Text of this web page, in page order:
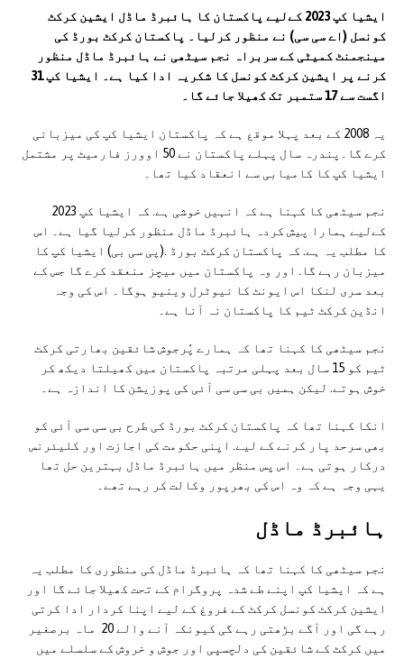
ایشیا کپ 2023 کےلیے پاکستان کا ہائبرڈ ماڈل ایشین کرکٹ
کونسل (اے سی سی) نے منظور کرلیا۔ پاکستان کرکٹ بورڈ کی
مینجمنٹ کمیٹی کے سربراہ نجم سیٹھی نے ہائبرڈ ماڈل منظور
کرنے پر ایشین کرکٹ کونسل کا شکریہ ادا کیا ہے۔ ایشیا کپ 31
اگست سے 17 ستمبر تک کھیلا جائے گا۔
یہ 2008 کے بعد پہلا موقع ہے کہ پاکستان ایشیا کپ کی میزبانی
کرے گا۔پندرہ سال پہلے پاکستان نے 50 اوورز فارمیٹ پر مشتمل
ایشیا کپ کا کامیابی سے انعقاد کیا تھا۔
نجم سیٹھی کا کہنا ہے کہ انہیں خوشی ہے. کہ ایشیا کپ 2023
کےلیے ہمارا پیش کردہ ہائبرڈ ماڈل منظور کرلیا گیا ہے۔ اس
کا مطلب یہ ہے. کہ پاکستان کرکٹ بورڈ .(پی سی بی) ایشیا کپ کا
میزبان رہے گا. اور وہ پاکستان میں میچز منعقد کرے گا جس کے
بعد سری لنکا اس ایونٹ کا نیوٹرل وینیو ہوگا۔ اس کی وجہ
انڈین کرکٹ ٹیم کا پاکستان نہ آنا ہے۔
نجم سیٹھی کا کہنا تھا کہ ہمارے پُرجوش شائقین بھارتی کرکٹ
ٹیم کو 15 سال بعد پہلی مرتبہ پاکستان میں کھیلتا دیکھ کر
خوش ہوتے. لیکن ہمیں بی سی سی آئی کی پوزیشن کا اندازہ ہے۔
انکا کہنا تھا کہ پاکستان کرکٹ بورڈ کی طرح بی سی سی آئی کو
بھی سرحد پار کرنے کے لیے. اپنی حکومت کی اجازت اور کلیئرنس
درکار ہوتی ہے۔ اس پس منظر میں ہائبرڈ ماڈل بہترین حل تھا
یہی وجہ ہے کہ وہ اس کی بھرپور وکالت کر رہے تھے۔
ہائبرڈ ماڈل
نجم سیٹھی کا کہنا تھا کہ ہائبرڈ ماڈل کی منظوری کا مطلب یہ
ہے کہ ایشیا کپ اپنے طے شدہ پروگرام کے تحت کھیلا جائے گا اور
ایشین کرکٹ کونسل کرکٹ کے فروغ کے لیے اپنا کردار ادا کرتی
رہے گی اور آگے بڑھتی رہے گی کیونکہ آنے والے 20 ماہ برصغیر
میں کرکٹ کے شائقین کی دلچسپی اور جوش و خروش کے سلسلے میں